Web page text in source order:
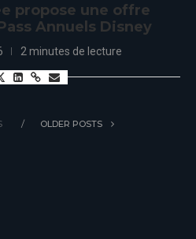
propose une offre
Annuels Disney
2 minutes de lecture
OLDER POSTS